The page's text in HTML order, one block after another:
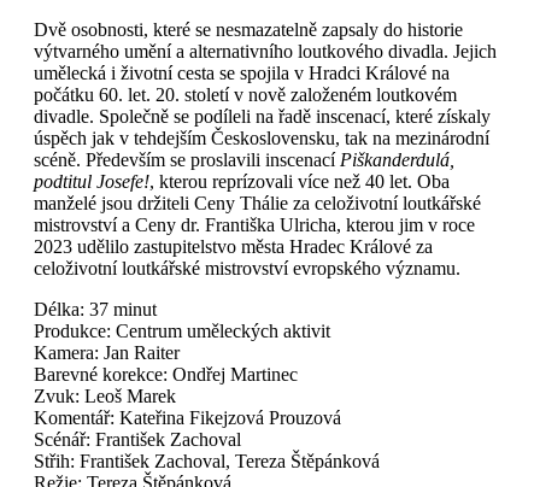
Dvě osobnosti, které se nesmazatelně zapsaly do historie
výtvarného umění a alternativního loutkového divadla. Jejich
umělecká i životní cesta se spojila v Hradci Králové na
počátku 60. let. 20. století v nově založeném loutkovém
divadle. Společně se podíleli na řadě inscenací, které získaly
úspěch jak v tehdejším Československu, tak na mezinárodní
scéně. Především se proslavili inscenací Piškanderdulá,
podtitul Josefe!, kterou reprízovali více než 40 let. Oba
manželé jsou držiteli Ceny Thálie za celoživotní loutkářské
mistrovství a Ceny dr. Františka Ulricha, kterou jim v roce
2023 udělilo zastupitelstvo města Hradec Králové za
celoživotní loutkářské mistrovství evropského významu.
Délka: 37 minut
Produkce: Centrum uměleckých aktivit
Kamera: Jan Raiter
Barevné korekce: Ondřej Martinec
Zvuk: Leoš Marek
Komentář: Kateřina Fikejzová Prouzová
Scénář: František Zachoval
Střih: František Zachoval, Tereza Štěpánková
Režie: Tereza Štěpánková